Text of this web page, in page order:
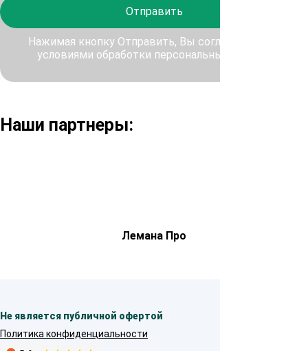
Отправить
Нажимая кнопку Отправить, Вы соглашаетесь с
условиями обработки персональных данных
Наши партнеры:
Лемана Про
Не является публичной офертой
Политика конфиденциальности